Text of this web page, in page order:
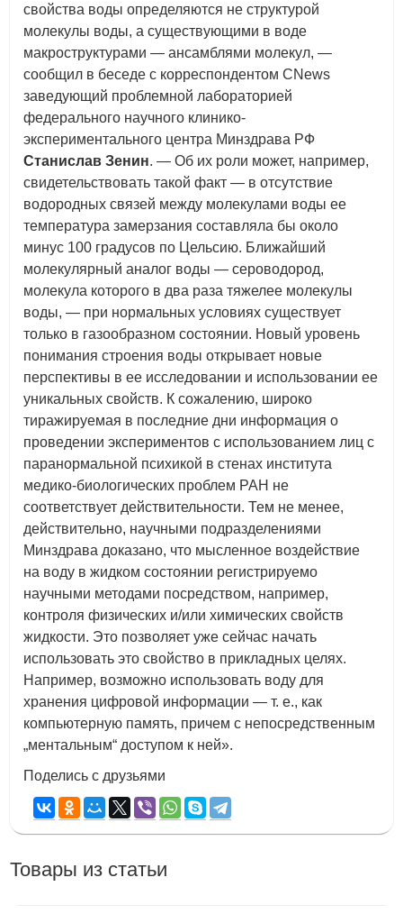
свойства воды определяются не структурой
молекулы воды, а существующими в воде
макроструктурами — ансамблями молекул, —
сообщил в беседе с корреспондентом CNews
заведующий проблемной лабораторией
федерального научного клинико-
экспериментального центра Минздрава РФ
Станислав Зенин. — Об их роли может, например,
свидетельствовать такой факт — в отсутствие
водородных связей между молекулами воды ее
температура замерзания составляла бы около
минус 100 градусов по Цельсию. Ближайший
молекулярный аналог воды — сероводород,
молекула которого в два раза тяжелее молекулы
воды, — при нормальных условиях существует
только в газообразном состоянии. Новый уровень
понимания строения воды открывает новые
перспективы в ее исследовании и использовании ее
уникальных свойств. К сожалению, широко
тиражируемая в последние дни информация о
проведении экспериментов с использованием лиц с
паранормальной психикой в стенах института
медико-биологических проблем РАН не
соответствует действительности. Тем не менее,
действительно, научными подразделениями
Минздрава доказано, что мысленное воздействие
на воду в жидком состоянии регистрируемо
научными методами посредством, например,
контроля физических и/или химических свойств
жидкости. Это позволяет уже сейчас начать
использовать это свойство в прикладных целях.
Например, возможно использовать воду для
хранения цифровой информации — т. е., как
компьютерную память, причем с непосредственным
„ментальным“ доступом к ней».
Поделись с друзьями
Товары из статьи